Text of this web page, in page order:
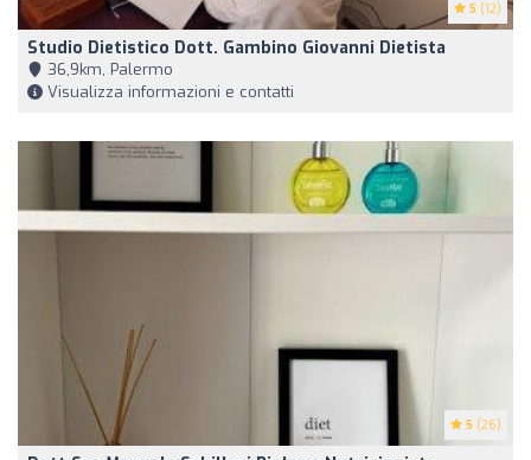
5 (12)
Studio Dietistico Dott. Gambino Giovanni Dietista
36,9km, Palermo
Visualizza informazioni e contatti
5 (26)